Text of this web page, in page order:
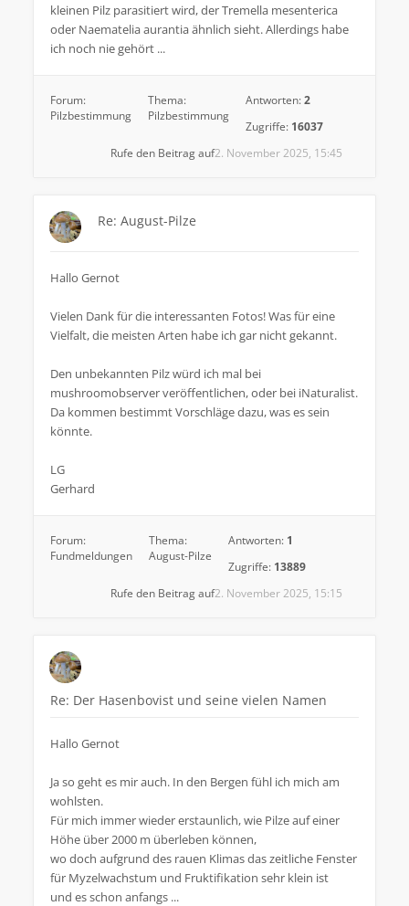
kleinen Pilz parasitiert wird, der Tremella mesenterica
oder Naematelia aurantia ähnlich sieht. Allerdings habe
ich noch nie gehört ...
Forum:
Pilzbestimmung
Thema:
Pilzbestimmung
Antworten:2
Zugriffe: 16037
2. November 2025, 15:45
Rufe den Beitrag auf
Re: August-Pilze
Hallo Gernot
Vielen Dank für die interessanten Fotos! Was für eine
Vielfalt, die meisten Arten habe ich gar nicht gekannt.
Den unbekannten Pilz würd ich mal bei
mushroomobserver veröffentlichen, oder bei iNaturalist.
Da kommen bestimmt Vorschläge dazu, was es sein
könnte.
LG
Gerhard
Forum:
Fundmeldungen
Thema:
August-Pilze
Antworten: 1
Zugriffe: 13889
2. November 2025, 15:15
Rufe den Beitrag auf
Re: Der Hasenbovist und seine vielen Namen
Hallo Gernot
Ja so geht es mir auch. In den Bergen fühl ich mich am
wohlsten.
Für mich immer wieder erstaunlich, wie Pilze auf einer
Höhe über 2000 m überleben können,
wo doch aufgrund des rauen Klimas das zeitliche Fenster
für Myzelwachstum und Fruktifikation sehr klein ist
und es schon anfangs ...